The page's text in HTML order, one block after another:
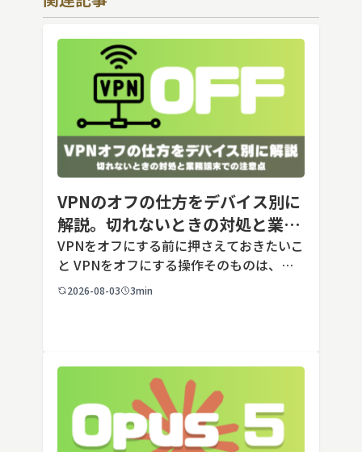
VPNのオフの仕方をデバイス別に
解説。切れないときの対処と業務
端末での注意点
VPNをオフにする前に押さえておきたいこ
と VPNをオフにする操作そのものは、ど
の端末でも数タップから数クリックで完了
2026-08-03 3min